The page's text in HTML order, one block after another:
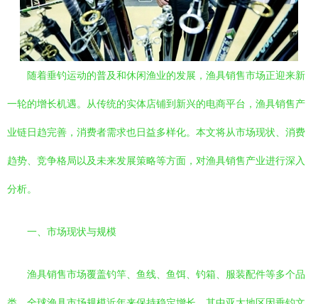
随着垂钓运动的普及和休闲渔业的发展，渔具销售市场正迎来新
一轮的增长机遇。从传统的实体店铺到新兴的电商平台，渔具销售产
业链日趋完善，消费者需求也日益多样化。本文将从市场现状、消费
趋势、竞争格局以及未来发展策略等方面，对渔具销售产业进行深入
分析。
一、市场现状与规模
渔具销售市场覆盖钓竿、鱼线、鱼饵、钓箱、服装配件等多个品